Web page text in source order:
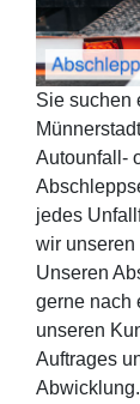
Sie suchen
Autounfall-
jedes
wir unseren
Unseren
gerne nach
unseren
Auftrages